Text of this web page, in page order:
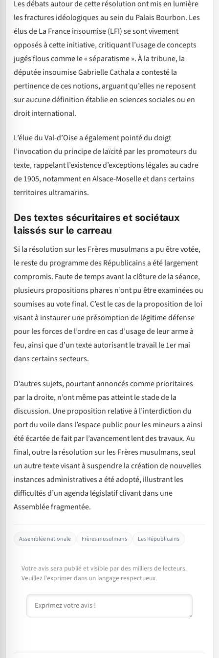
Les débats autour de cette résolution ont mis en lumière
les fractures idéologiques au sein du Palais Bourbon. Les
élus de La France insoumise (LFI) se sont vivement
opposés à cette initiative, critiquant l’usage de concepts
jugés flous comme le « séparatisme ». À la tribune, la
députée insoumise Gabrielle Cathala a contesté la
pertinence de ces notions, arguant qu’elles ne reposent
sur aucune définition établie en sciences sociales ou en
droit international.
L’élue du Val-d’Oise a également pointé du doigt
l’invocation du principe de laïcité par les promoteurs du
texte, rappelant l’existence d’exceptions légales au cadre
de 1905, notamment en Alsace-Moselle et dans certains
territoires ultramarins.
Des textes sécuritaires et sociétaux
laissés sur le carreau
Si la résolution sur les Frères musulmans a pu être votée,
le reste du programme des Républicains a été largement
compromis. Faute de temps avant la clôture de la séance,
plusieurs propositions phares n’ont pu être examinées ou
soumises au vote final. C’est le cas de la proposition de loi
visant à instaurer une présomption de légitime défense
pour les forces de l’ordre en cas d’usage de leur arme à
feu, ainsi que d’un texte autorisant le travail le 1er mai
dans certains secteurs.
D’autres sujets, pourtant annoncés comme prioritaires
par la droite, n’ont même pas atteint le stade de la
discussion. Une proposition relative à l’interdiction du
port du voile dans l’espace public pour les mineurs a ainsi
été écartée de fait par l’avancement lent des travaux. Au
final, outre la résolution sur les Frères musulmans, seul
un autre texte visant à suspendre la création de nouvelles
instances administratives a été adopté, illustrant les
difficultés d’un agenda législatif clivant dans une
Assemblée fragmentée.
Assemblée nationale Frères musulmans Les Républicains
Votre avis sera publié et visible par des milliers de lecteurs.
Veuillez l'exprimer dans un langage respectueux.
Commentaire